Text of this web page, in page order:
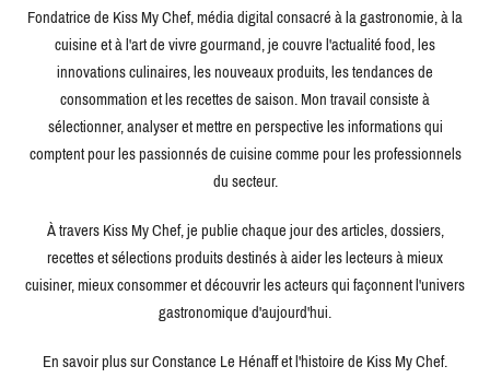
Fondatrice de Kiss My Chef, média digital consacré à la gastronomie, à la
cuisine et à l'art de vivre gourmand, je couvre l'actualité food, les
innovations culinaires, les nouveaux produits, les tendances de
consommation et les recettes de saison. Mon travail consiste à
sélectionner, analyser et mettre en perspective les informations qui
comptent pour les passionnés de cuisine comme pour les professionnels
du secteur.
À travers Kiss My Chef, je publie chaque jour des articles, dossiers,
recettes et sélections produits destinés à aider les lecteurs à mieux
cuisiner, mieux consommer et découvrir les acteurs qui façonnent l'univers
gastronomique d'aujourd'hui.
En savoir plus sur Constance Le Hénaff et l'histoire de Kiss My Chef.